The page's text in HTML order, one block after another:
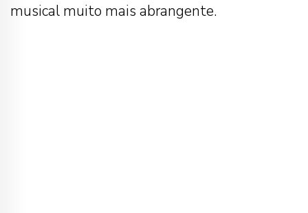
musical muito mais abrangente.